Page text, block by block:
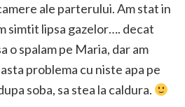
ale parterului. Am stat in
simtit lipsa gazelor…. decat
o spalam pe Maria, dar am
problema cu niste apa pe
soba, sa stea la caldura.